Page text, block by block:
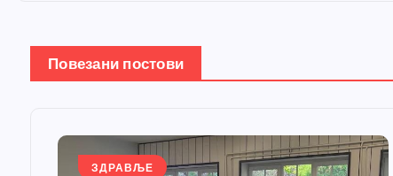
Повезани постови
ЗДРАВЉЕ